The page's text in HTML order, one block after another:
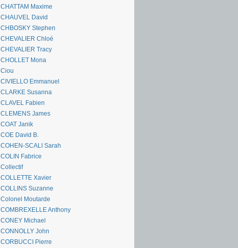
CHATTAM Maxime
CHAUVEL David
CHBOSKY Stephen
CHEVALIER Chloé
CHEVALIER Tracy
CHOLLET Mona
Ciou
CIVIELLO Emmanuel
CLARKE Susanna
CLAVEL Fabien
CLEMENS James
COAT Janik
COE David B.
COHEN-SCALI Sarah
COLIN Fabrice
Collectif
COLLETTE Xavier
COLLINS Suzanne
Colonel Moutarde
COMBREXELLE Anthony
CONEY Michael
CONNOLLY John
CORBUCCI Pierre